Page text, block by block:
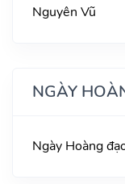
Nguyên Vũ
NGÀY
Ngày Hoàng